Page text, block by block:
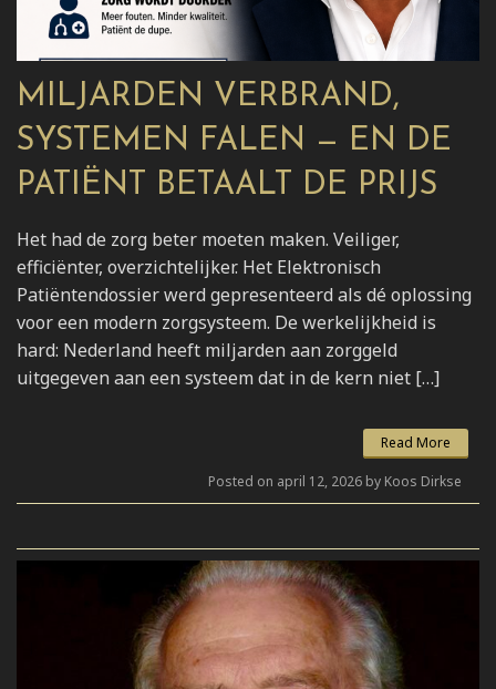
MILJARDEN VERBRAND,
SYSTEMEN FALEN — EN DE
PATIËNT BETAALT DE PRIJS
Het had de zorg beter moeten maken. Veiliger,
efficiënter, overzichtelijker. Het Elektronisch
Patiëntendossier werd gepresenteerd als dé oplossing
voor een modern zorgsysteem. De werkelijkheid is
hard: Nederland heeft miljarden aan zorggeld
uitgegeven aan een systeem dat in de kern niet […]
Read More
Posted on april 12, 2026 by Koos Dirkse